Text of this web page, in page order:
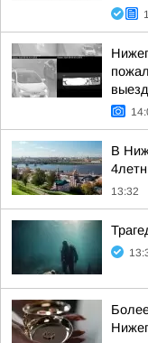
В
13:32